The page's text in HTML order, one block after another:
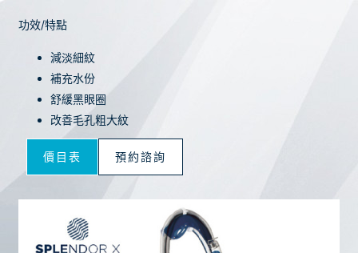
功效/特點
減淡細紋
補充水份
舒緩黑眼圈
改善毛孔粗大紋
價目表 預約諮詢